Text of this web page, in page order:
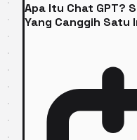
Apa Itu Chat GPT?
Yang Canggih Satu